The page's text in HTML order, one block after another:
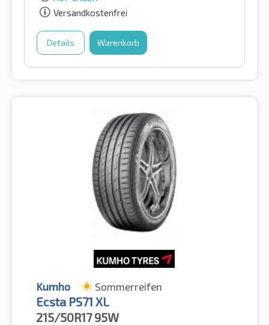
Versandkostenfrei
Details Warenkorb
Kumho Sommerreifen
Ecsta PS71 XL
215/50R17 95W